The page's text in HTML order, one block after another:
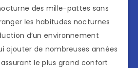
des mille-pattes sans
les habitudes nocturnes
d’un environnement
ajouter de nombreuses années
le plus grand confort